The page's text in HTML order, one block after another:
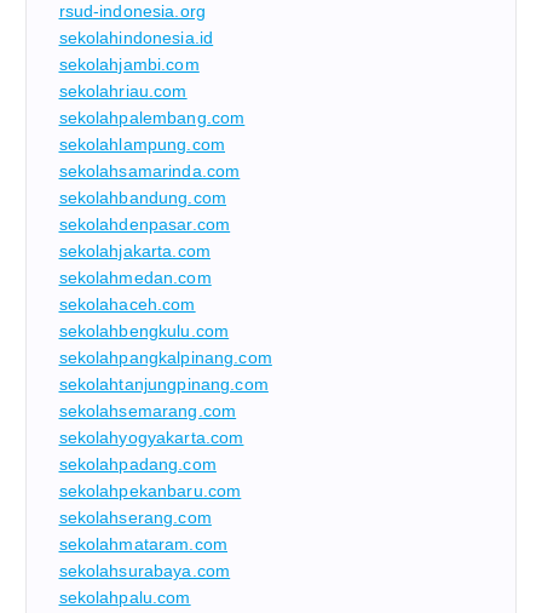
rsud-indonesia.org
sekolahindonesia.id
sekolahjambi.com
sekolahriau.com
sekolahpalembang.com
sekolahlampung.com
sekolahsamarinda.com
sekolahbandung.com
sekolahdenpasar.com
sekolahjakarta.com
sekolahmedan.com
sekolahaceh.com
sekolahbengkulu.com
sekolahpangkalpinang.com
sekolahtanjungpinang.com
sekolahsemarang.com
sekolahyogyakarta.com
sekolahpadang.com
sekolahpekanbaru.com
sekolahserang.com
sekolahmataram.com
sekolahsurabaya.com
sekolahpalu.com